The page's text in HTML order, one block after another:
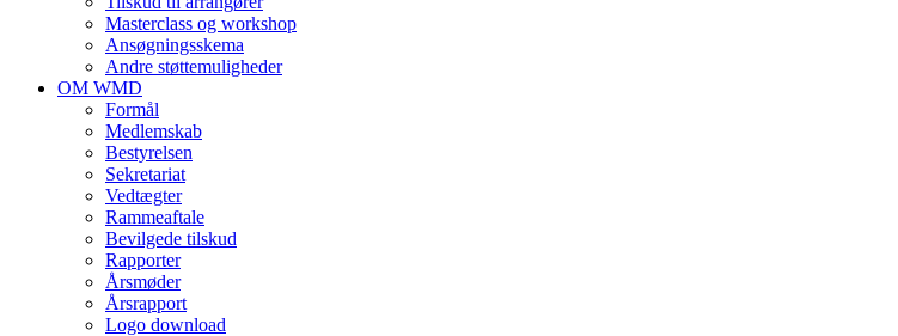
Masterclass og workshop
Ansøgningsskema
Andre støttemuligheder
OM WMD
Formål
Medlemskab
Bestyrelsen
Sekretariat
Vedtægter
Rammeaftale
Bevilgede tilskud
Rapporter
Årsmøder
Årsrapport
Logo download